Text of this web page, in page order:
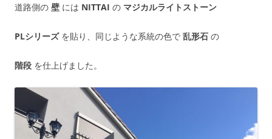
道路側の 壁 には NITTAI の マジカルライトストーン
PLシリーズを貼り、同じような系統の色で 乱形石 の
階段 を仕上げました。